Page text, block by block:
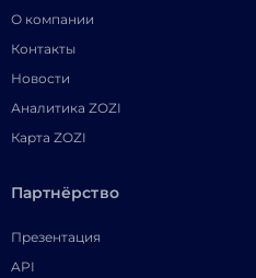
О компании
Контакты
Новости
Аналитика ZOZI
Карта ZOZI
Партнёрство
Презентация
API